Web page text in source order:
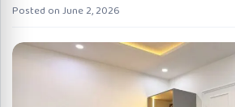
Posted onJune 2, 2026